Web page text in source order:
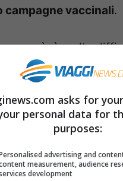
campagne vaccinali.
però, è molto
proposito possa
ritardo nelle
e in Italia. Mentre
riguardato
e affini e persone
asks for
personal data for
purposes:
advertising and
measurement, audience
development